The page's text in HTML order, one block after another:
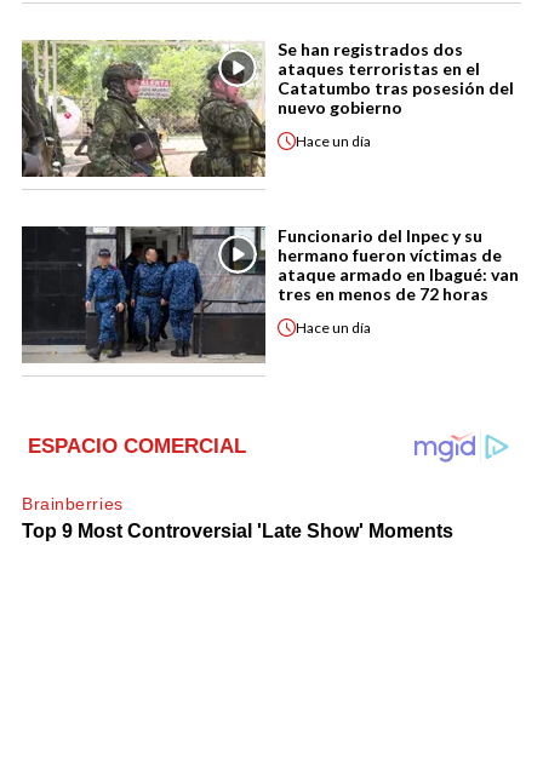
Se han registrados dos
ataques terroristas en el
Catatumbo tras posesión del
nuevo gobierno
Haceun día
Funcionario del Inpec y su
hermano fueron víctimas de
ataque armado en Ibagué: van
tres en menos de 72 horas
Haceun día